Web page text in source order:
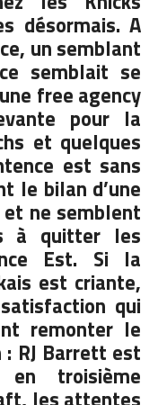
désormais. A
un semblant
semblait se
free agency
pour la
et quelques
est sans
le bilan d’une
ne semblent
à quitter les
Est. Si la
est criante,
qui
remonter le
RJ Barrett est
en troisième